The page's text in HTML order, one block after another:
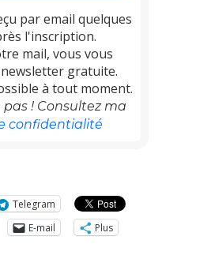
par email quelques
l'inscription.
mail, vous vous
gratuite.
à tout moment.
! Consultez ma
confidentialité
Telegram
E-mail
Plus